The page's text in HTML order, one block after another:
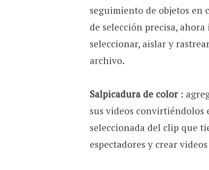
seguimiento de objetos en
de selección precisa,
seleccionar, aislar y
archivo.
Salpicadura de color:
sus videos convirtiéndolos
seleccionada del clip que
espectadores y crear